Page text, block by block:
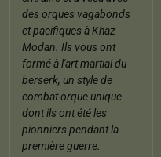
des orques vagabonds
et pacifiques à Khaz
Modan. Ils vous ont
formé à l'art martial du
berserk, un style de
combat orque unique
dont ils ont été les
pionniers pendant la
première guerre.